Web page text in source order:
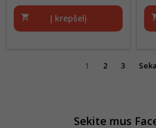
shopping_cart Į krepšelį
1 2 3
Sekite mus